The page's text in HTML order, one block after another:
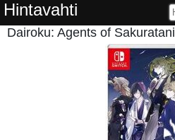
Hintavahti
Dairoku: Agents of